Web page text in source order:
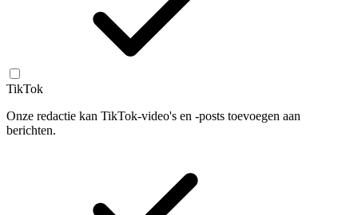
TikTok
Onze redactie kan TikTok-video's en -posts toevoegen aan
berichten.